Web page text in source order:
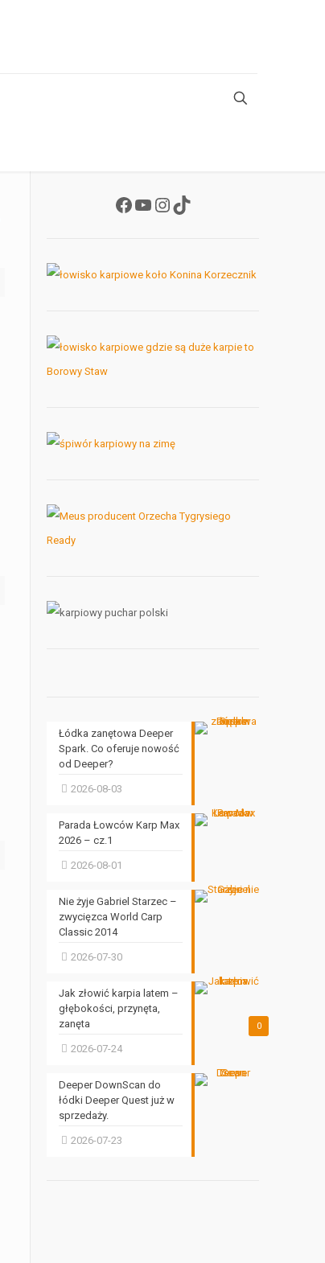
Facebook
YouTube
Instagram
TikTok
Łódka zanętowa Deeper
Spark. Co oferuje nowość
od Deeper?
2026-08-03
Parada Łowców Karp Max
2026 – cz.1
2026-08-01
Nie żyje Gabriel Starzec –
zwycięzca World Carp
Classic 2014
2026-07-30
0
Jak złowić karpia latem –
głębokości, przynęta,
zanęta
2026-07-24
Deeper DownScan do
łódki Deeper Quest już w
sprzedaży.
2026-07-23